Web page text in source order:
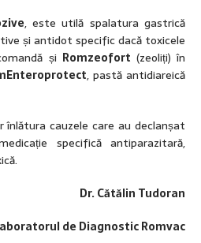
, este utilă spalatura gastrică
și antidot specific dacă toxicele
și Romzeofort (zeoliți) în
, pastă antidiareică
înlătura cauzele care au declanșat
specifică antiparazitară,
Dr. Cătălin Tudoran
de Diagnostic Romvac